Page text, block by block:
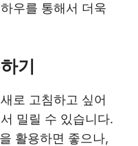
우를 통해서 더욱
기
로 고침하고 싶어
밀릴 수 있습니다.
활용하면 좋으나,